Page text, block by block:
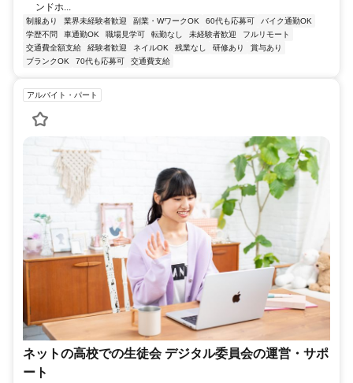
ンドホ...
制服あり 業界未経験者歓迎 副業・WワークOK 60代も応募可
バイク通勤OK
学歴不問
車通勤OK 職場見学可 転勤なし 未経験者歓迎
フルリモート
交通費全額支給
経験者歓迎 ネイルOK 残業なし 研修あり
賞与あり
ブランクOK
70代も応募可 交通費支給
アルバイト・パート
ネットの高校での生徒会 デジタル委員会の運営・サポ
ート